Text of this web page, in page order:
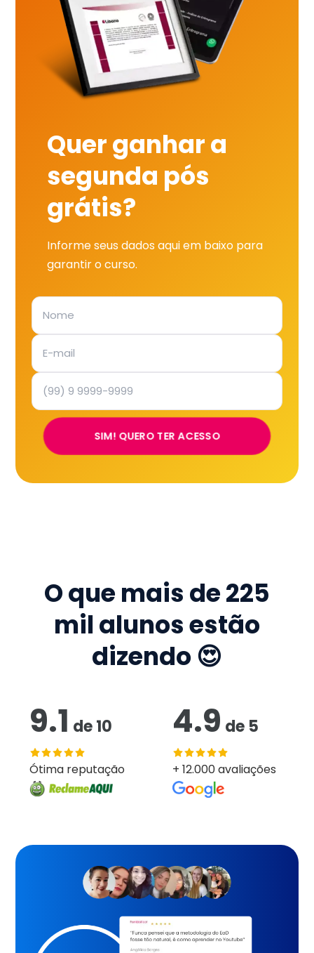
Quer ganhar a
segunda pós
grátis?
Informe seus dados aqui em baixo para
garantir o curso.
SIM! QUERO TER ACESSO
O que mais de225
mil alunos estão
dizendo 😍
9.1 de10
Ótima reputação
4.9 de 5
+ 12.000 avaliações